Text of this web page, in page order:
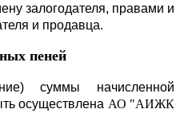
залогодателя, правами и
и продавца.
пеней
суммы начисленной
осуществлена АО "АИЖК